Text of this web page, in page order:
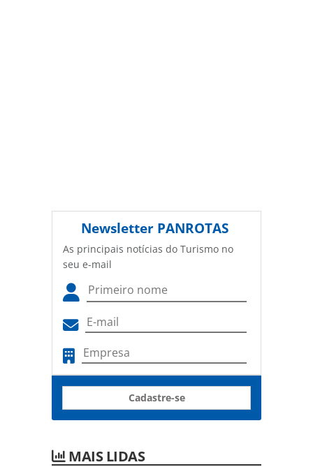
Newsletter PANROTAS
As principais notícias do Turismo no
seu e-mail
Cadastre-se
MAIS LIDAS